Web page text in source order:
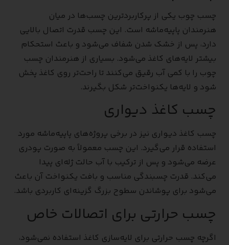
چسب چوب یکی از پرکاربردترین چسب‌ها در میان
هنرمندان پاپیه‌ماشه است. این چسب قدرت اتصال بالایی
دارد، پس از خشک شدن شفاف می‌شود و باعث استحکام
بیشتر لایه‌های کاغذ می‌شود. بسیاری از هنرمندان چسب
چوب را با کمی آب رقیق می‌کنند تا راحت‌تر روی کاغذ پخش
شود و لایه‌ها یکنواخت‌تر شکل بگیرند.
چسب کاغذ دیواری
چسب کاغذ دیواری نیز در برخی پروژه‌های پاپیه‌ماشه مورد
استفاده قرار می‌گیرد. این چسب معمولاً به صورت پودری
عرضه می‌شود و پس از ترکیب با آب حالت ژله‌ای پیدا
می‌کند. قدرت چسبندگی مناسب و بافت یکنواخت آن باعث
می‌شود برای پوشاندن سطوح بزرگ گزینه‌ای کاربردی باشد.
چسب حرارتی برای اتصالات خاص
اگرچه چسب حرارتی برای لایه‌سازی کاغذ استفاده نمی‌شود،